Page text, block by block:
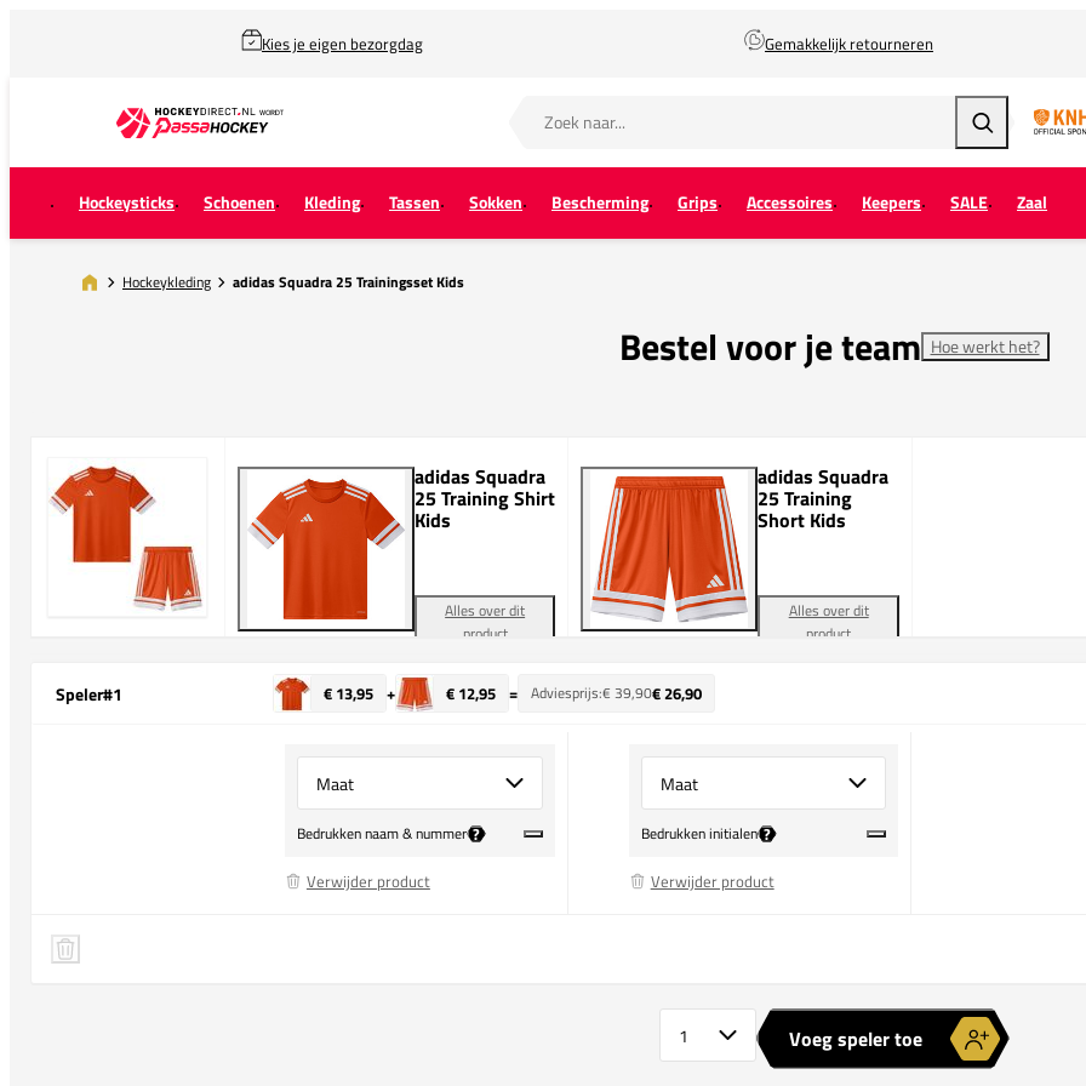
Kies je eigen bezorgdag Gemakkelijk retourneren
Zoeken
Hockeysticks Schoenen Kleding Tassen Sokken Bescherming Grips Accessoires Keepers SALE Zaal
Hockeykleding adidas Squadra 25 Trainingsset Kids
Bestel voor je team Hoe werkt het?
adidas Squadra
25 Training Shirt
Kids
Alles over dit
product
adidas Squadra
25 Training
Short Kids
Alles over dit
product
Speler#1 € 13,95 + € 12,95 = Adviesprijs:€ 39,90€ 26,90
Bedrukken naam & nummer ?
Verwijder product
Bedrukken initialen ?
Verwijder product
Speler 1 verwijderen
Aantal spelers
Voeg speler toe